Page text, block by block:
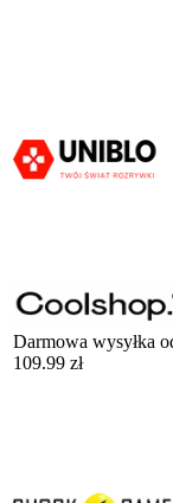
Darmowa wysyłka
109.99 zł